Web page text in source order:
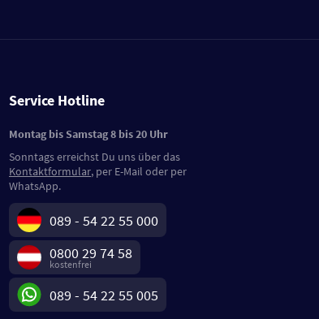
Service Hotline
Montag bis Samstag 8 bis 20 Uhr
Sonntags erreichst Du uns über das
Kontaktformular, per E-Mail oder per
WhatsApp.
089 - 54 22 55 000
0800 29 74 58
kostenfrei
089 - 54 22 55 005